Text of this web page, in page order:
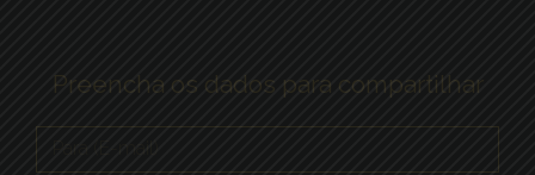
Preencha os dados para compartilhar